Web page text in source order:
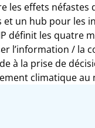
effets
un hub pour
les quatre
l’information /
à la prise de
climatique